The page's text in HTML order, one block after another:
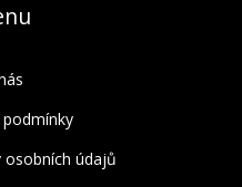
osobních údajů